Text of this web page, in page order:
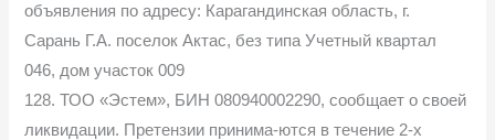
объявления по адресу: Карагандинская область, г.
Сарань Г.А. поселок Актас, без типа Учетный квартал
046, дом участок 009
128. ТОО «Эстем», БИН 080940002290, сообщает о своей
ликвидации. Претензии принима-ются в течение 2-х